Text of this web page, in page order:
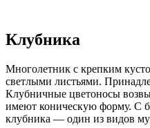
Клубника
Многолетник с крепким
светлыми листьями.
Клубничные цветоносы
имеют коническую форму. С
клубника — один из видов